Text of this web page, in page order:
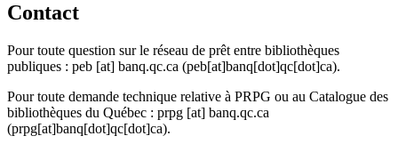
Contact
Pour toute question sur le réseau de prêt entre bibliothèques
publiques : peb [at] banq.qc.ca (peb[at]banq[dot]qc[dot]ca).
Pour toute demande technique relative à PRPG ou au Catalogue des
bibliothèques du Québec : prpg [at] banq.qc.ca
(prpg[at]banq[dot]qc[dot]ca).